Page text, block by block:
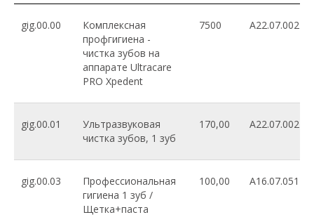
gig.00.00
Комплексная
профгигиена -
чистка зубов на
аппарате Ultracare
PRO Xpedent
7500 A22.07.002
gig.00.01
Ультразвуковая
чистка зубов, 1 зуб
170,00 A22.07.002
gig.00.03
Профессиональная
гигиена 1 зуб /
Щетка+паста
100,00 A16.07.051